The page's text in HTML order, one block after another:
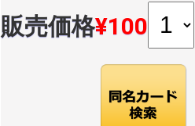
販売価格¥100